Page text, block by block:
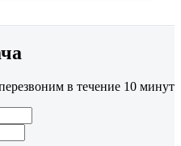
в течение 10 минут